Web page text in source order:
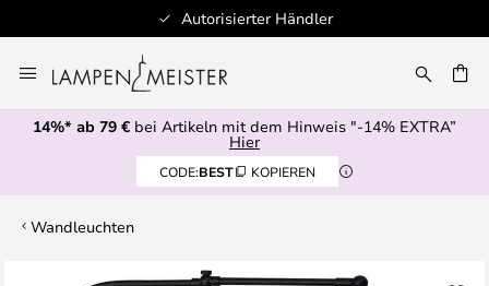
Autorisierter Händler
Inhalt
springen
14%* ab 79 € bei Artikeln mit dem Hinweis "-14% EXTRA”
Hier
CODE:BEST KOPIEREN
Wandleuchten